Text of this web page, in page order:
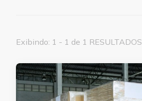
Exibindo: 1 - 1 de 1 RESULTADOS